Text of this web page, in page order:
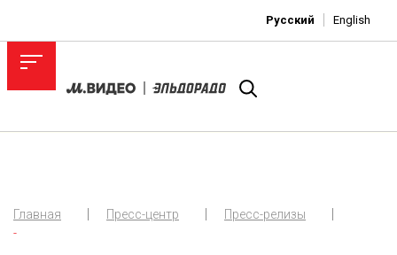
Русский English
Главная Пресс-центр
Пресс-релизы
-